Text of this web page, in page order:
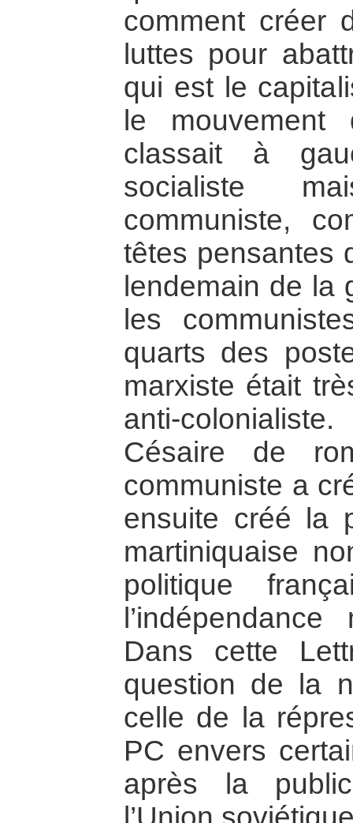
comment créer
luttes pour
qui est le
le
classait à
socialiste
communiste,
têtes pensantes
lendemain de la
les
quarts des
marxiste était
anti-
Césaire de
communiste a
ensuite créé la
martiniquaise
politique
Dans cette
question de la
celle de la
PC envers
après la